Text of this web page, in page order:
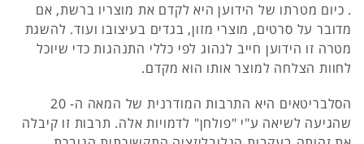
. כיום מטרתו של הידוען היא לקדם את מוצריו ברשת, אם
מדובר על סרטים, מוצרי מזון, בגדים בעיצובו ועוד. להשגת
מטרה זו הידוען חייב לנהוג לפי כללי התנהגות כדי שיוכל
לחוות הצלחה למוצר אותו הוא מקדם.
הסלבריטאים היא התרבות המודרנית של המאה ה- 20
שהגיעה לשיאה ע"י "פולחן" לדמויות אלה. תרבות זו קיבלה